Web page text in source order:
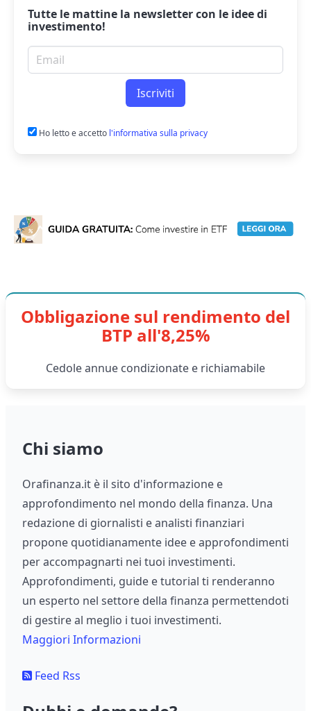
Tutte le mattine la newslettercon le idee di
investimento!
Email per newsletter
Iscriviti
Ho letto e accetto l'informativa sulla privacy
Obbligazione sul rendimento del
BTP all'8,25%
Cedole annue condizionate e richiamabile
Chi siamo
Orafinanza.it è il sito d'informazione e
approfondimento nel mondo della finanza. Una
redazione di giornalisti e analisti finanziari
propone quotidianamente idee e approfondimenti
per accompagnarti nei tuoi investimenti.
Approfondimenti, guide e tutorial ti renderanno
un esperto nel settore della finanza permettendoti
di gestire al meglio i tuoi investimenti.
Maggiori Informazioni
Feed Rss